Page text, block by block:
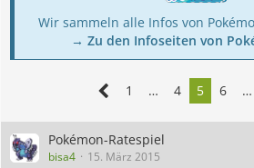
Wir sammeln alle Infos von
→ Zu den Infoseiten von
1 … 4 5 6 …
Pokémon-Ratespiel
bisa4 15. März 2015